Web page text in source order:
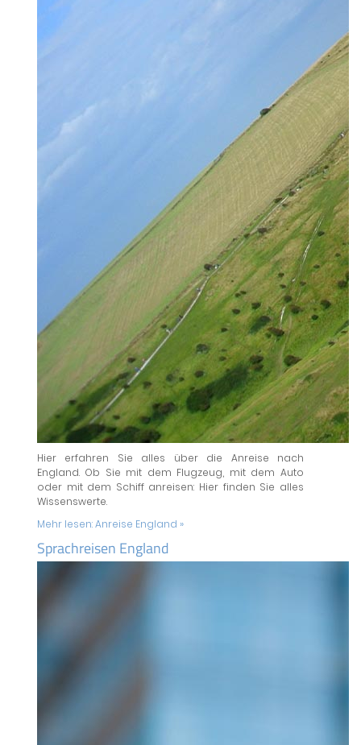
Hier erfahren Sie alles über die Anreise nach
England. Ob Sie mit dem Flugzeug, mit dem Auto
oder mit dem Schiff anreisen: Hier finden Sie alles
Wissenswerte.
Mehr lesen:Anreise England »
Sprachreisen England